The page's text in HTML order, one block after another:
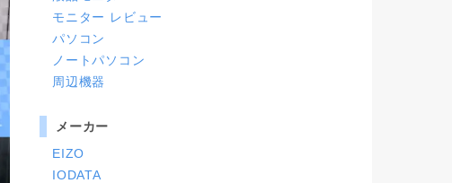
モニター レビュー
パソコン
ノートパソコン
周辺機器
メーカー
EIZO
IODATA